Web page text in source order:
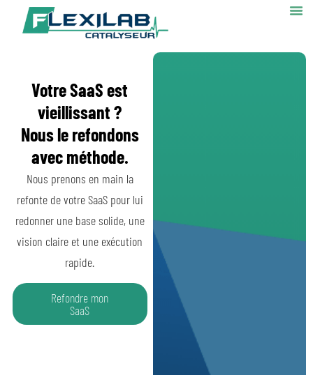
Votre SaaS est
vieillissant ?
Nous le refondons
avec méthode.
Nous prenons en main la
refonte de votre SaaS pour lui
redonner une base solide, une
vision claire et une exécution
rapide.
Refondre mon
SaaS